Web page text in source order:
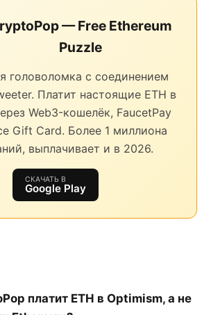
— Free Ethereum
Puzzle
головоломка с соединением
Платит настоящие ETH в
Web3-кошелёк, FaucetPay
Gift Card. Более 1 миллиона
выплачивает и в 2026.
СКАЧАТЬ В
Google Play
платит ETH в Optimism, а не